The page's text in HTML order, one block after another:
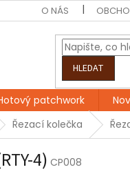
O NÁS
HLEDAT
patchwork
Řezací kolečka
4) CP008